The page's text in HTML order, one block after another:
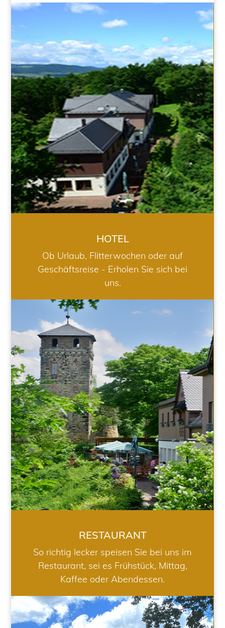
HOTEL
HOTEL
Ob Urlaub, Flitterwochen oder auf
Geschäftsreise - Erholen Sie sich bei
uns.
RESTAURANT
RESTAURANT
So richtig lecker speisen Sie bei uns im
Restaurant, sei es Frühstück, Mittag,
Kaffee oder Abendessen.